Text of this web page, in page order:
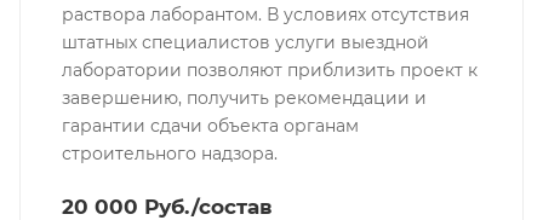
раствора лаборантом. В условиях отсутствия
штатных специалистов услуги выездной
лаборатории позволяют приблизить проект к
завершению, получить рекомендации и
гарантии сдачи объекта органам
строительного надзора.
20 000 Руб./состав